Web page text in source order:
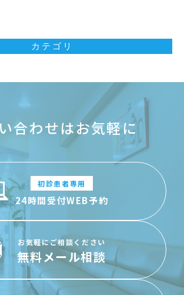
カテゴリ
合わせはお気軽に
初診患者専用
24時間受付WEB予約
お気軽にご相談ください
無料メール相談